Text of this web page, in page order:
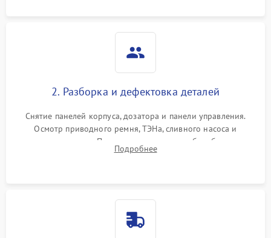
2. Разборка и дефектовка деталей
Снятие панелей корпуса, дозатора и панели управления.
Осмотр приводного ремня, ТЭНа, сливного насоса и
амортизаторов. Проверка подшипников барабана и
крестовины на износ, а манжеты люка на разрывы.
Подробнее